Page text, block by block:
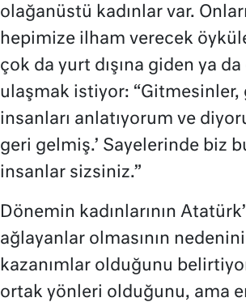
olağanüstü kadınlar var.
hepimize ilham verecek
çok da yurt dışına giden ya
ulaşmak istiyor:
insanları anlatıyorum ve
geri gelmiş.’ Sayelerinde biz
insanlar sizsiniz.”
Dönemin kadınlarının
ağlayanlar olmasının
kazanımlar olduğunu
ortak yönleri olduğunu, ama